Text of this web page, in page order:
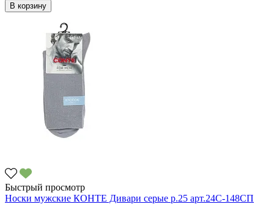
В корзину
Быстрый просмотр
Носки мужские КОНТЕ Дивари серые р.25 арт.24С-148СП